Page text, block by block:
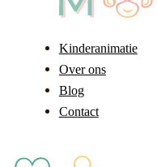
Kinderanimatie
Over ons
Blog
Contact